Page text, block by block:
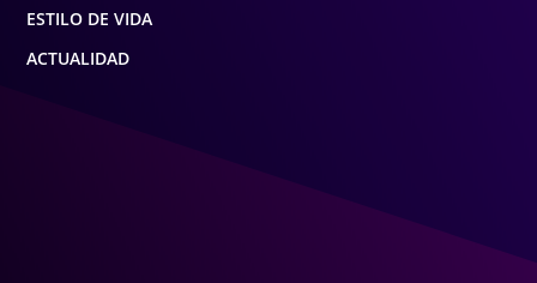
ESTILO DE VIDA
ACTUALIDAD